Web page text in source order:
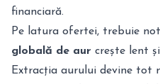
financiară.
Pe latura ofertei, trebuie
globală de aur crește lent
Extracția aurului devine tot